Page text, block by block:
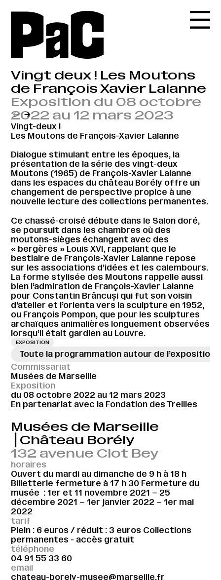
Vingt deux ! Les Moutons
de François Xavier Lalanne
Exposition du 08 octobre
2022 au 12 mars 2023
← →
Vingt-deux !
Les Moutons de François-Xavier Lalanne
Dialogue stimulant entre les époques, la
présentation de la série des vingt-deux
Moutons (1965) de François-Xavier Lalanne
dans les espaces du château Borély offre un
changement de perspective propice à une
nouvelle lecture des collections permanentes.
Ce chassé-croisé débute dans le Salon doré,
se poursuit dans les chambres où des
moutons-sièges échangent avec des
« bergères » Louis XVI, rappelant que le
bestiaire de François-Xavier Lalanne repose
sur les associations d’idées et les calembours.
La forme stylisée des Moutons rappelle aussi
bien l’admiration de François-Xavier Lalanne
pour Constantin Brâncuși qui fut son voisin
d’atelier et l’orienta vers la sculpture en 1952,
ou François Pompon, que pour les sculptures
archaïques animalières longuement observées
lorsqu’il était gardien au Louvre.
EXPOSITION
Toute la programmation autour de l’exposition
Commissariat
Musées de Marseille
Exposition
du 08 octobre 2022 au 12 mars 2023
En partenariat avec la Fondation des Treilles
Musées de Marseille
⎪Château Borély
132 avenue Clot Bey
horaires
Ouvert du mardi au dimanche de 9 h à 18 h
Billetterie fermeture à 17 h 30 Fermeture du
musée : 1er et 11 novembre 2021 – 25
décembre 2021 – 1er janvier 2022 – 1er mai
2022
tarif
Plein : 6 euros / réduit : 3 euros Collections
permanentes - accès gratuit
téléphone
04 91 55 33 60
email
chateau-borely-musee@marseille.fr